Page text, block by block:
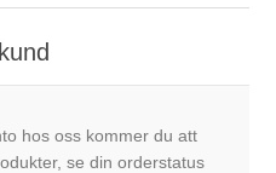
hos oss kommer du att
se din orderstatus